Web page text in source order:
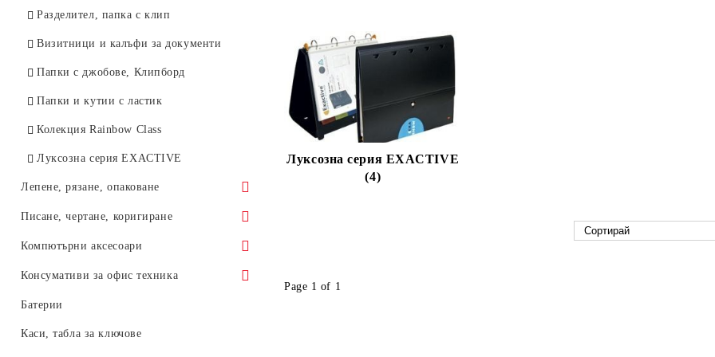
Карфици, пинчета
детектори
Други
Разделител, папка с клип
Визитници и калъфи за документи
Папки с джобове, Клипборд
Папки и кутии с ластик
Колекция Rainbow Class
Луксозна серия EXACTIVE
Лепене, рязане, опаковане
Лепило
Ножици
Ленторезачки
Лепящи ленти
Ножове, остриета
Писане, чертане, коригиране
Химикалки
Пълнители за химикалки
Слайдери, гел химикалки, ролери
Тънкописци. Перманентни маркери
Компютърни аксесоари
Мишки и клавиатури
Flash памети
CD, DVD, дискети
Консумативи за офис техника
Оригинални консумативи
Консумативи HP
Батерии
Каси, табла за ключове
Луксозна серия EXACTIVE
(4)
Page 1 of 1